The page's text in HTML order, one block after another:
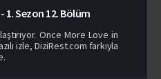
- 1. Sezon 12. Bölüm
Once More Love in
izle, DiziRest.com farkıyla